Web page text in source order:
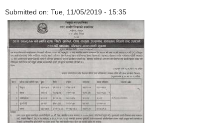
Submitted on: Tue, 11/05/2019 - 15:35